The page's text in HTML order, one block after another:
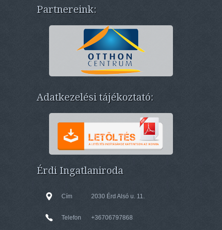
Partnereink:
Adatkezelési tájékoztató:
Érdi Ingatlaniroda
Cím 2030 Érd Alsó u. 11.
Telefon +36706797868